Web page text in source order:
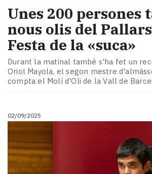
Unes 200 persones
nous olis del
Festa de la «suca»
Durant la matinal també s'ha fet un
Oriol Mayola, el segon mestre
compta el Molí d'Oli de la Vall de
02/09/2025